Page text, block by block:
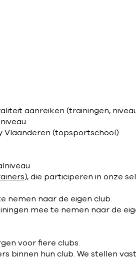
aanreiken (trainingen,
Vlaanderen (topsportschool)
), die participeren in onze
nemen naar de eigen club.
mee te nemen naar de
voor fiere clubs.
binnen hun club. We stellen